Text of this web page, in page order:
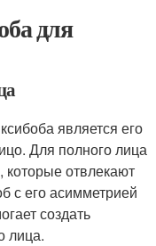
для
является его
Для полного лица
отвлекают
с его асимметрией
создать
лица.